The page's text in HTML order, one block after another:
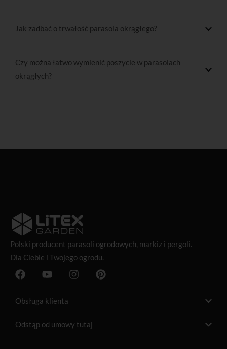
Jak zadbać o trwałość parasola okrągłego?
Czy można łatwo wymienić poszycie w parasolach
okrągłych?
Polski producent parasoli ogrodowych, markiz i pergoli.
Dla Ciebie i Twojego ogrodu.
F
a
e
o
o
Y
o
t
b
e
I
n
g
r
P
i
Obsługa klienta
Odstąp od umowy tutaj